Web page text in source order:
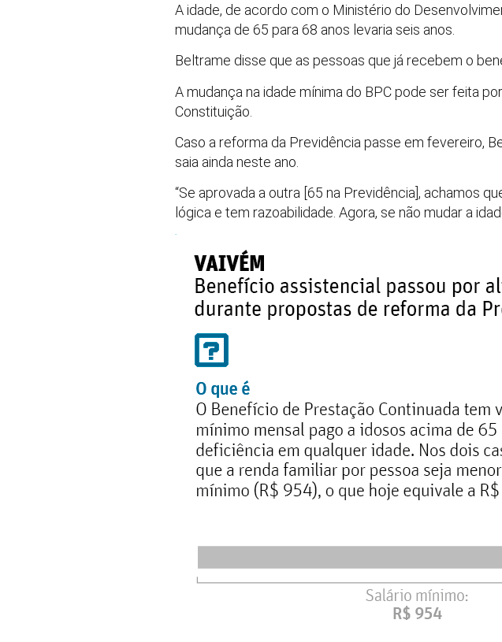
A idade, de acordo com o Ministério do
mudança de 65 para 68 anos levaria seis anos.
Beltrame disse que as pessoas que já recebem o
A mudança na idade mínima do BPC pode ser feita
Constituição.
Caso a reforma da Previdência passe em fevereiro,
saia ainda neste ano.
“Se aprovada a outra [65 na Previdência], achamos
lógica e tem razoabilidade. Agora, se não mudar a